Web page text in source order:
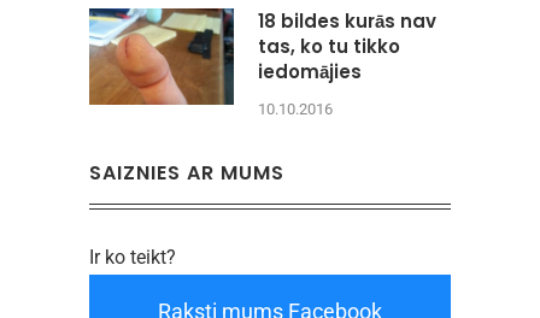
18 bildes kurās nav
tas, ko tu tikko
iedomājies
10.10.2016
SAIZNIES AR MUMS
Ir ko teikt?
Raksti mums Facebook